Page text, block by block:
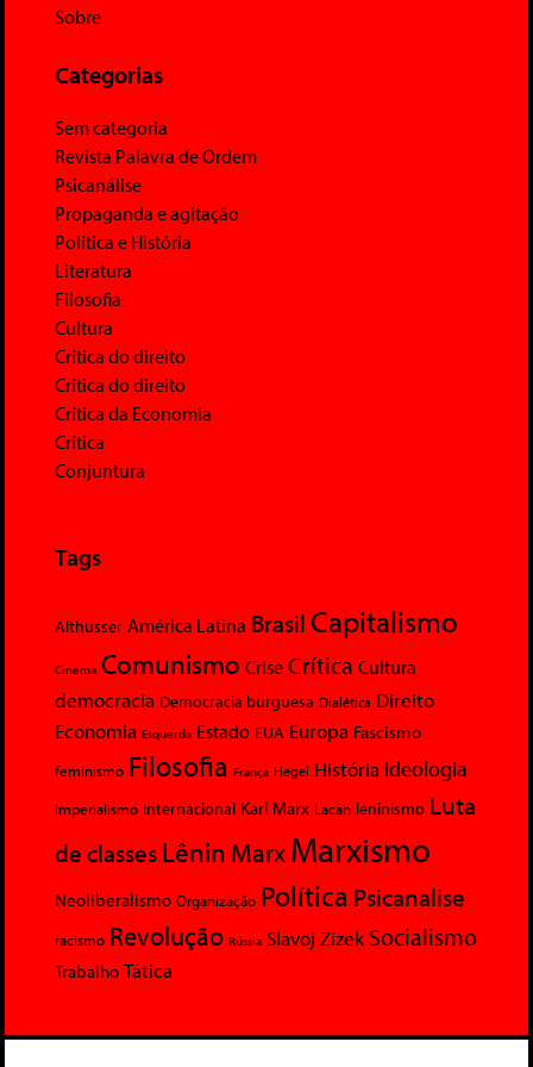
Sobre
Categorias
Sem categoria
Revista Palavra de Ordem
Psicanálise
Propaganda e agitação
Política e História
Literatura
Filosofia
Cultura
Crítica do direito
Crítica do direito
Crítica da Economia
Crítica
Conjuntura
Tags
Althusser América Latina Brasil Capitalismo
Cinema Comunismo Crise Crítica Cultura
democracia Democracia burguesa Dialética Direito
Economia Esquerda Estado EUA Europa Fascismo
feminismo Filosofia França Hegel História Ideologia
Imperialismo Internacional Karl Marx Lacan leninismo Luta
de classesLênin MarxMarxismo
Neoliberalismo Organização Política Psicanalise
racismo Revolução Rússia Slavoj Zizek Socialismo
Trabalho Tática